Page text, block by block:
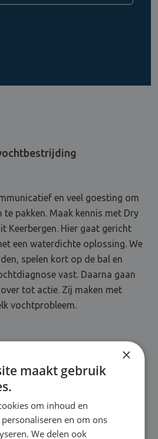
en veel goesting om
pakken. Maak kennis met Dry
Keerbergen. Hier gaat gericht
een waterdichte oplossing. We
spelen kort op de bal en
vast. Daarna gaan
tot actie. Zij maken met
vochtprobleem.
tot Z
met stip op één. Jarenlange
nieuwste technieken? Een
topproducten? Die zitten
×
maakt gebruik
om inhoud en
en om ons
We delen ook